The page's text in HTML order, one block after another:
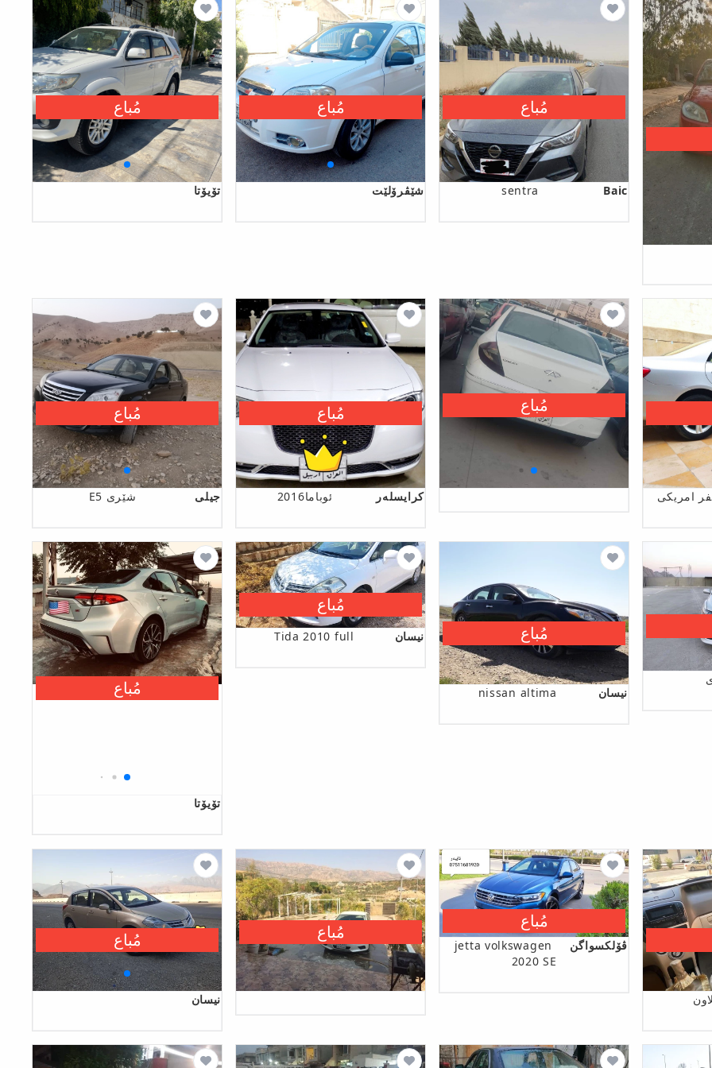
Baic
sentra
مُباع
شێڤرۆلێت
مُباع
تۆیۆتا
مُباع
مُباع
كرایسلەر ئوباما2016
مُباع
جیلی شێری E5
مُباع
نیسان
nissan altima
مُباع نیسان Tida 2010 full
مُباع
تۆیۆتا
مُباع
ڤۆلکسواگن
jetta volkswagen
2020 SE
مُباع
مُباع
نیسان
مُباع